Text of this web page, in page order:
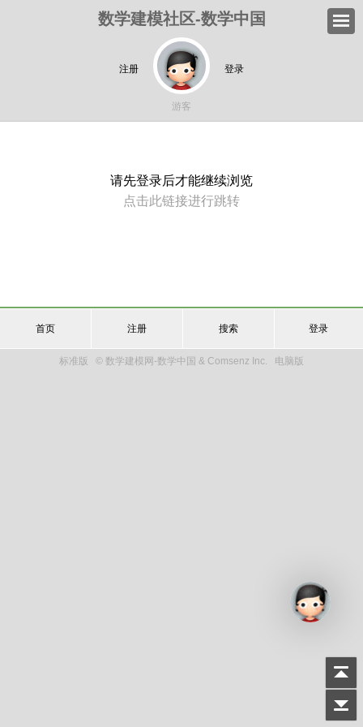
数学建模社区-数学中国
注册 登录
游客
请先登录后才能继续浏览
点击此链接进行跳转
首页 注册 搜索 登录
标准版 © 数学建模网-数学中国 & Comsenz Inc. 电脑版